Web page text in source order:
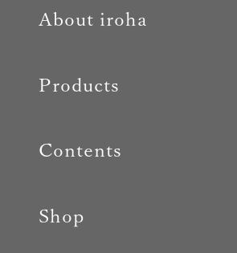
About iroha
Products
Contents
Shop